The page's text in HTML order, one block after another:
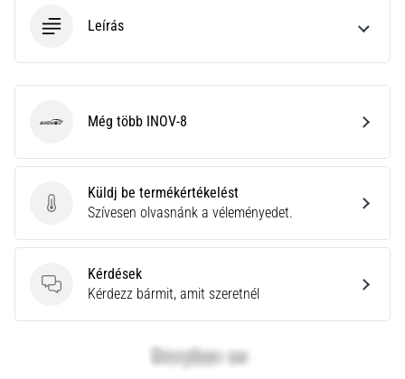
Minden cikk
megjelenítése
Leírás
Küldj be termékértékelést
Küldj be termékértékelést
Szívesen olvasnánk a véleményedet.
Kérdések
Kérdések
Kérdezz bármit, amit szeretnél
INOV-8Még több INOV-8